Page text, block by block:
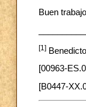
Buen
[1]
[00963-
[B0447-